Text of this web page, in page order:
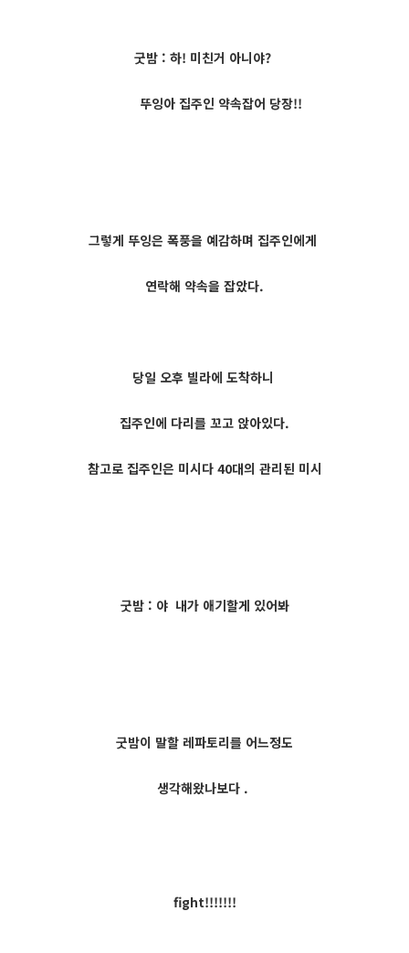
굿밤 : 하! 미친거 아니야?
뚜잉아 집주인 약속잡어 당장!!
그렇게 뚜잉은 폭풍을 예감하며 집주인에게
연락해 약속을 잡았다.
당일 오후 빌라에 도착하니
집주인에 다리를 꼬고 앉아있다.
참고로 집주인은 미시다 40대의 관리된 미시
굿밤 : 야 내가 애기할게 있어봐
굿밤이 말할 레파토리를 어느정도
생각해왔나보다 .
fight!!!!!!!